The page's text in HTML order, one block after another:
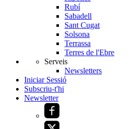
Rubí
Sabadell
Sant Cugat
Solsona
Terrassa
Terres de l'Ebre
Serveis
Newsletters
Iniciar Sessió
Subscriu-t'hi
Newsletter